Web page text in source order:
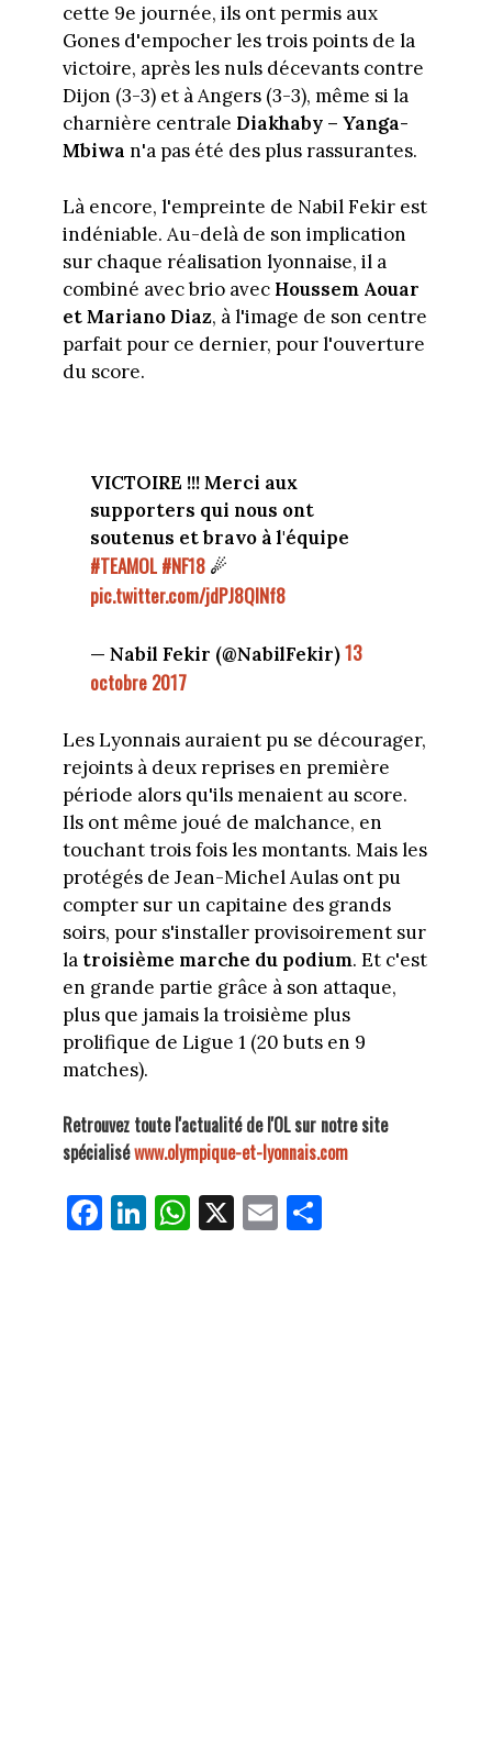
cette 9e journée, ils ont permis aux
Gones d'empocher les trois points de la
victoire, après les nuls décevants contre
Dijon (3-3) et à Angers (3-3), même si la
charnière centrale Diakhaby – Yanga-
Mbiwa n'a pas été des plus rassurantes.
Là encore, l'empreinte de Nabil Fekir est
indéniable. Au-delà de son implication
sur chaque réalisation lyonnaise, il a
combiné avec brio avec Houssem Aouar
et Mariano Diaz, à l'image de son centre
parfait pour ce dernier, pour l'ouverture
du score.
VICTOIRE !!! Merci aux
supporters qui nous ont
soutenus et bravo à l'équipe
#TEAMOL #NF18 ☄
pic.twitter.com/jdPJ8QlNf8
— Nabil Fekir (@NabilFekir)13
octobre 2017
Les Lyonnais auraient pu se décourager,
rejoints à deux reprises en première
période alors qu'ils menaient au score.
Ils ont même joué de malchance, en
touchant trois fois les montants. Mais les
protégés de Jean-Michel Aulas ont pu
compter sur un capitaine des grands
soirs, pour s'installer provisoirement sur
la troisième marche du podium. Et c'est
en grande partie grâce à son attaque,
plus que jamais la troisième plus
prolifique de Ligue 1 (20 buts en 9
matches).
Retrouvez toute l'actualité de l'OL sur notre site
spécialiséwww.olympique-et-lyonnais.com
Fa
ce
Li
nk
W
ha
X E
m
Pa
rt